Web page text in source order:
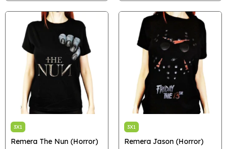
3X1
Remera The Nun (Horror)
3X1
Remera Jason (Horror)